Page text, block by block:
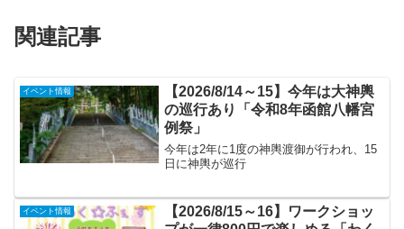
関連記事
イベント情報
【2026/8/14～15】今年は大神輿
の巡行あり「令和8年函館八幡宮
例祭」
今年は2年に1度の神輿渡御が行われ、15
日に神輿が巡行
イベント情報
【2026/8/15～16】ワークショッ